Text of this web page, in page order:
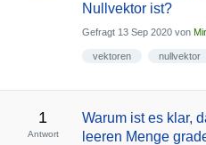
Nullvektor ist?
Gefragt 13 Sep 2020 von
vektoren nullvektor
1
Antwort
Warum ist es klar,
leeren Menge